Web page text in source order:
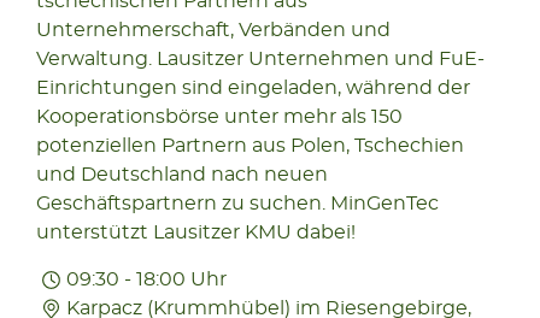
Unternehmerschaft, Verbänden und
Verwaltung. Lausitzer Unternehmen und FuE-
Einrichtungen sind eingeladen, während der
Kooperationsbörse unter mehr als 150
potenziellen Partnern aus Polen, Tschechien
und Deutschland nach neuen
Geschäftspartnern zu suchen. MinGenTec
unterstützt Lausitzer KMU dabei!
09:30 - 18:00 Uhr
Karpacz (Krummhübel) im Riesengebirge,